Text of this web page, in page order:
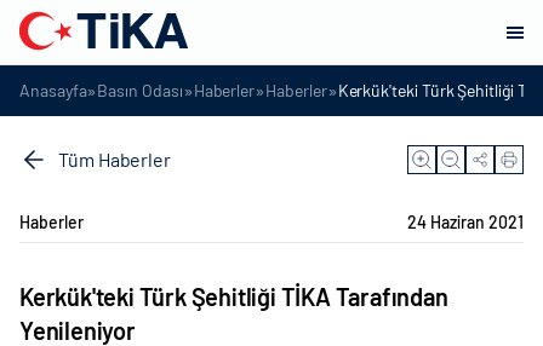
Anasayfa»Basın Odası»Haberler»Haberler»Kerkük'teki Türk Şehitliği
Tüm Haberler
Haberler 24 Haziran 2021
Kerkük'teki Türk Şehitliği TİKA Tarafından
Yenileniyor